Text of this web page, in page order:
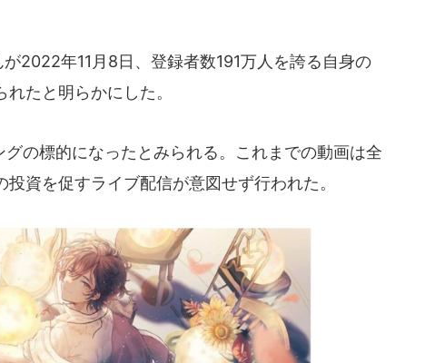
2022年11月8日、登録者数191万人を誇る自身の
たと明らかにした。
の標的になったとみられる。これまでの動画は全
資を促すライブ配信が意図せず行われた。